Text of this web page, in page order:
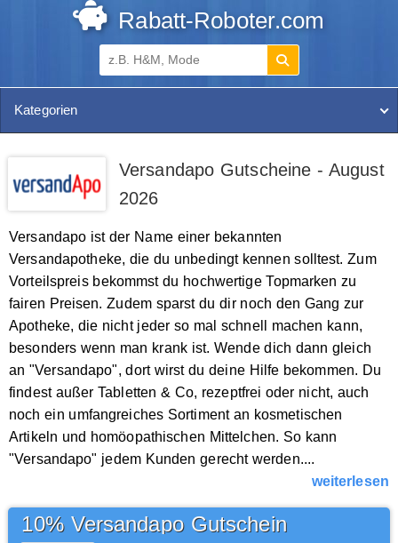
Rabatt-Roboter.com
Kategorien
Versandapo Gutscheine - August
2026
Versandapo ist der Name einer bekannten
Versandapotheke, die du unbedingt kennen solltest. Zum
Vorteilspreis bekommst du hochwertige Topmarken zu
fairen Preisen. Zudem sparst du dir noch den Gang zur
Apotheke, die nicht jeder so mal schnell machen kann,
besonders wenn man krank ist. Wende dich dann gleich
an "Versandapo", dort wirst du deine Hilfe bekommen. Du
findest außer Tabletten & Co, rezeptfrei oder nicht, auch
noch ein umfangreiches Sortiment an kosmetischen
Artikeln und homöopathischen Mittelchen. So kann
"Versandapo" jedem Kunden gerecht werden....
weiterlesen
10% Versandapo Gutschein